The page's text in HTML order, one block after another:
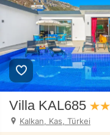
Villa KAL685
Kalkan, Kas, Türkei